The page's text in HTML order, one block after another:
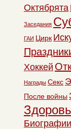
Октябрята
Заседания
ГАИ Цирк
Хоккей
Награды Секс
После войны
Биографии